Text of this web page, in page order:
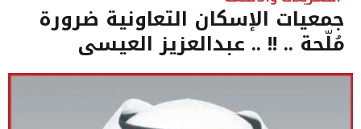
جمعيات الإسكان التعاونية ضرورة
مُلّحة .. !! .. عبدالعزيز العيسى